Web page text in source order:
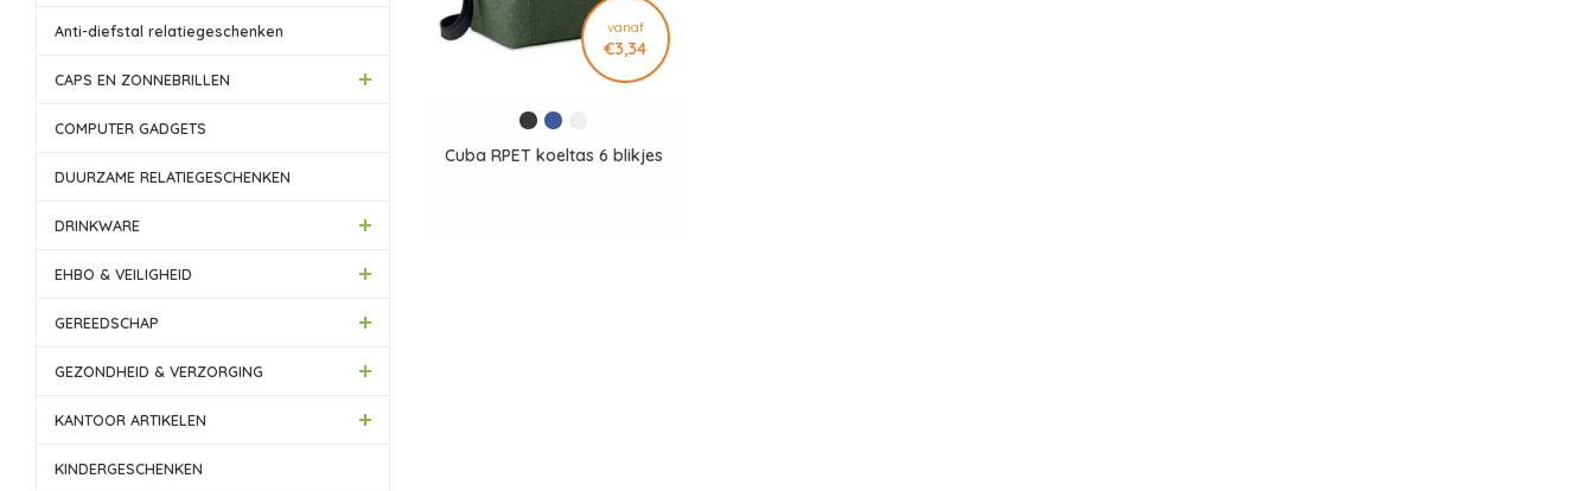
Anti-diefstal relatiegeschenken
CAPS EN ZONNEBRILLEN
COMPUTER GADGETS
DUURZAME RELATIEGESCHENKEN
DRINKWARE
EHBO & VEILIGHEID
GEREEDSCHAP
GEZONDHEID & VERZORGING
KANTOOR ARTIKELEN
KINDERGESCHENKEN
vanaf
€3,34
Cuba RPET koeltas 6 blikjes